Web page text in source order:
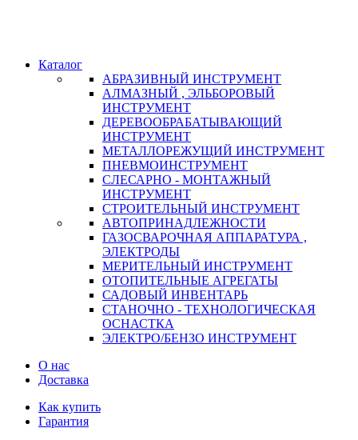
Каталог
АБРАЗИВНЫЙ ИНСТРУМЕНТ
АЛМАЗНЫЙ , ЭЛЬБОРОВЫЙ
ИНСТРУМЕНТ
ДЕРЕВООБРАБАТЫВАЮЩИЙ
ИНСТРУМЕНТ
МЕТАЛЛОРЕЖУЩИЙ ИНСТРУМЕНТ
ПНЕВМОИНСТРУМЕНТ
СЛЕСАРНО - МОНТАЖНЫЙ
ИНСТРУМЕНТ
СТРОИТЕЛЬНЫЙ ИНСТРУМЕНТ
АВТОПРИНАДЛЕЖНОСТИ
ГАЗОСВАРОЧНАЯ АППАРАТУРА ,
ЭЛЕКТРОДЫ
МЕРИТЕЛЬНЫЙ ИНСТРУМЕНТ
ОТОПИТЕЛЬНЫЕ АГРЕГАТЫ
САДОВЫЙ ИНВЕНТАРЬ
СТАНОЧНО - ТЕХНОЛОГИЧЕСКАЯ
ОСНАСТКА
ЭЛЕКТРО/БЕНЗО ИНСТРУМЕНТ
О нас
Доставка
Как купить
Гарантия